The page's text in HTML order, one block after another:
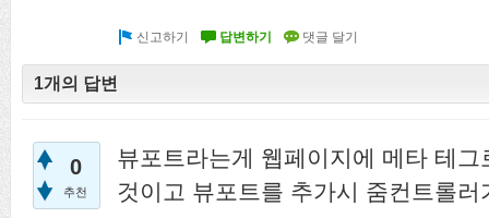
1개의 답변
0
추천
뷰포트라는게 웹페이지에 메타 테
것이고 뷰포트를 추가시 줌컨트롤